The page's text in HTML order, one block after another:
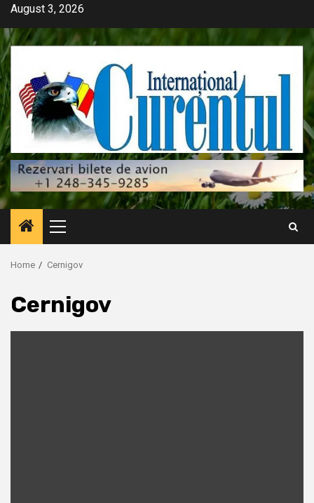
Skip
content
August 3, 2026
Primary
Menu
Home Cernigov
Cernigov